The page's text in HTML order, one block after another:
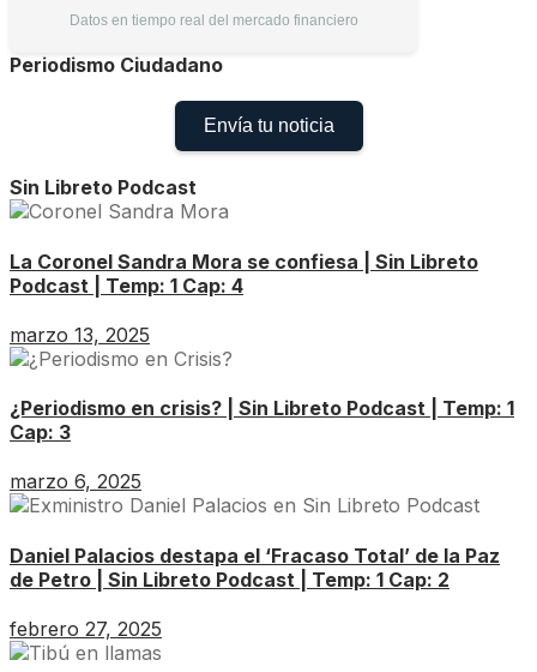
Datos en tiempo real del mercado financiero
Periodismo Ciudadano
Envía tu noticia
Sin Libreto Podcast
La Coronel Sandra Mora se confiesa | Sin Libreto
Podcast | Temp: 1 Cap: 4
marzo 13, 2025
¿Periodismo en crisis? | Sin Libreto Podcast | Temp: 1
Cap: 3
marzo 6, 2025
Daniel Palacios destapa el ‘Fracaso Total’ de la Paz
de Petro | Sin Libreto Podcast | Temp: 1 Cap: 2
febrero 27, 2025